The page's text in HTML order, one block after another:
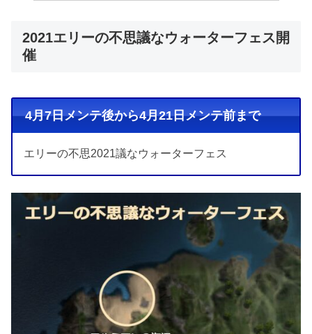
2021エリーの不思議なウォーターフェス開
催
4月7日メンテ後から4月21日メンテ前まで
エリーの不思2021議なウォーターフェス